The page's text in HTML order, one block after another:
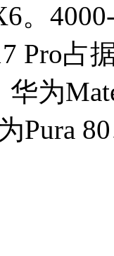
。
Pro占
华为
Pura